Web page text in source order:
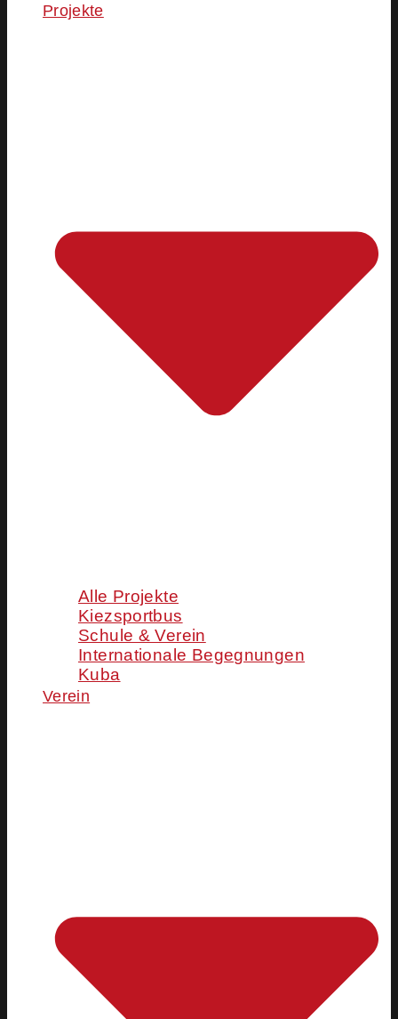
Projekte
Alle Projekte
Kiezsportbus
Schule & Verein
Internationale Begegnungen
Kuba
Verein